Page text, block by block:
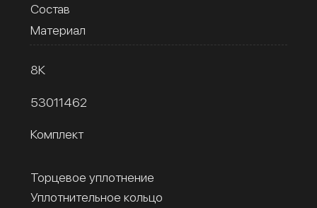
Состав
Материал
8К
53011462
Комплект
Торцевое уплотнение
Уплотнительное кольцо